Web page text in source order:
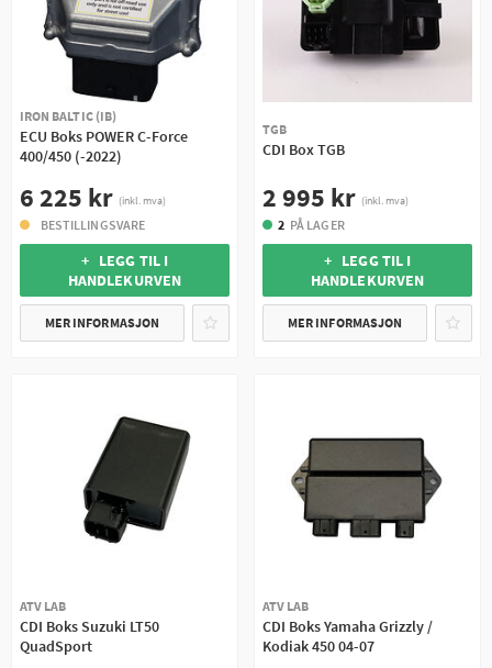
IRON BALTIC (IB)
ECU Boks POWER C-Force
400/450 (-2022)
6 225 kr (inkl. mva)
BESTILLINGSVARE
+ LEGG TIL I
HANDLEKURVEN
MER INFORMASJON
TGB
CDI Box TGB
2 995 kr (inkl. mva)
2 PÅ LAGER
+ LEGG TIL I
HANDLEKURVEN
MER INFORMASJON
ATV LAB
CDI Boks Suzuki LT50
QuadSport
ATV LAB
CDI Boks Yamaha Grizzly /
Kodiak 450 04-07